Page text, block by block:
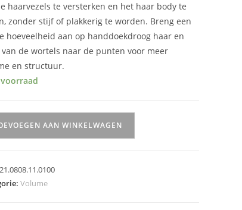
haarvezels te versterken en het haar body te
zonder stijf of plakkerig te worden. Breng een
hoeveelheid aan op handdoekdroog haar en
van de wortels naar de punten voor meer
en structuur.
AAN WINKELWAGEN
21.0808.11.0100
Volume